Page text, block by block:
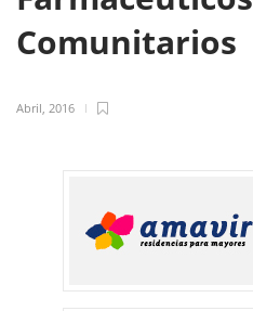
Comunitarios
Abril, 2016